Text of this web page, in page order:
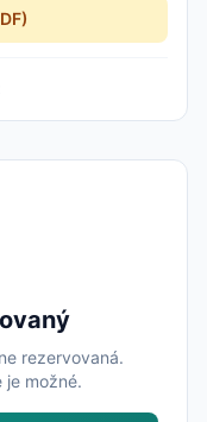
rezervovaná.
je možné.